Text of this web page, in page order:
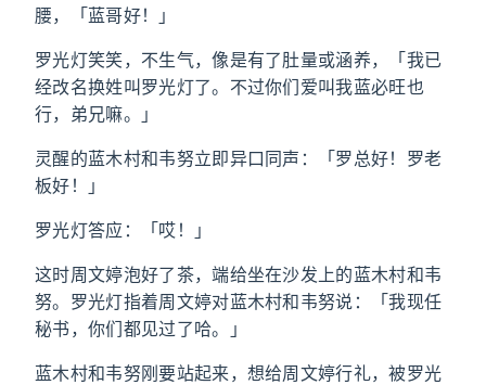
腰，「蓝哥好！」
罗光灯笑笑，不生气，像是有了肚量或涵养，「我已
经改名换姓叫罗光灯了。不过你们爱叫我蓝必旺也
行，弟兄嘛。」
灵醒的蓝木村和韦努立即异口同声：「罗总好！罗老
板好！」
罗光灯答应：「哎！」
这时周文婷泡好了茶，端给坐在沙发上的蓝木村和韦
努。罗光灯指着周文婷对蓝木村和韦努说：「我现任
秘书，你们都见过了哈。」
蓝木村和韦努刚要站起来，想给周文婷行礼，被罗光